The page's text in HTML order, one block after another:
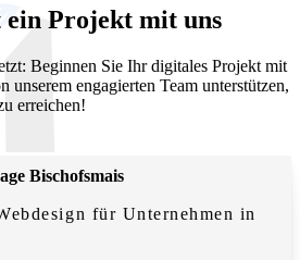
digital sichtbar machen.
ein Projekt mit uns
Beginnen Sie Ihr digitales Projekt mit
unserem engagierten Team unterstützen,
erreichen!
Bischofsmais
für Unternehmen in